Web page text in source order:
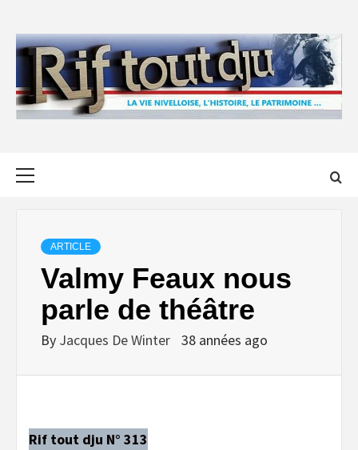
content
ARTICLE
Valmy Feaux nous
parle de théâtre
By Jacques De Winter 38 années ago
Rif tout dju N° 313